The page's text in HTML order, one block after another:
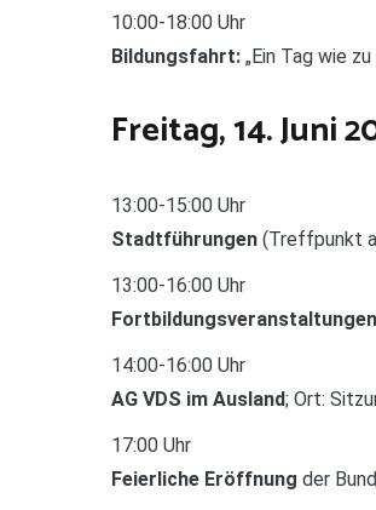
10:00-18:00 Uhr
Bildungsfahrt: „Ein Tag wie
Freitag, 14. Juni
13:00-15:00 Uhr
Stadtführungen (Treffpunkt
13:00-16:00 Uhr
Fortbildungsveranstaltungen
14:00-16:00 Uhr
AG VDS im Ausland; Ort:
17:00 Uhr
Feierliche Eröffnung der